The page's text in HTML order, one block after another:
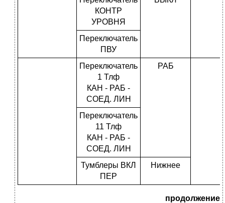
КОНТР
УРОВНЯ
Переключатель
ПВУ
Переключатель
1 Тлф
КАН - РАБ -
СОЕД. ЛИН
РАБ
Переключатель
11 Тлф
КАН - РАБ -
СОЕД. ЛИН
Тумблеры ВКЛ
ПЕР
Нижнее
продолжение